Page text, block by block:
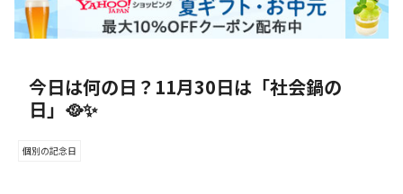
今日は何の日？11月30日は「社会鍋の
日」🥘✨
個別の記念日